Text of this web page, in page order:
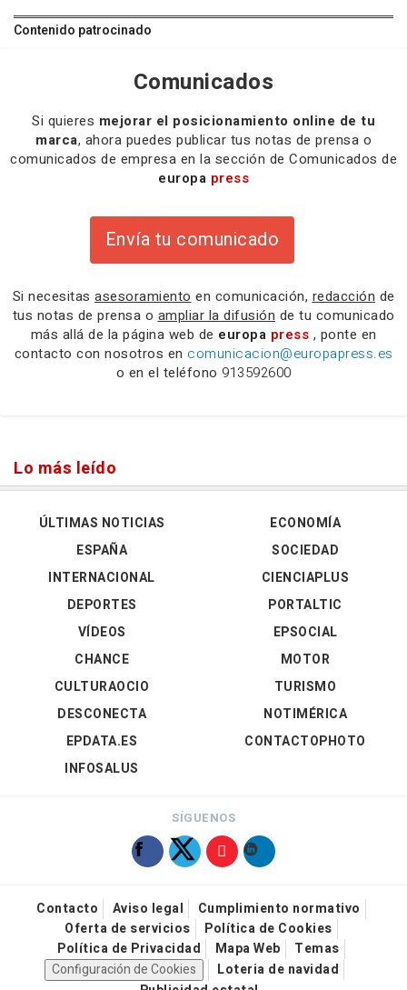
Contenido patrocinado
Comunicados
Si quieres mejorar el posicionamiento online de tu
marca, ahora puedes publicar tus notas de prensa o
comunicados de empresa en la sección de Comunicados de
europa press
Envía tu comunicado
Si necesitas asesoramiento en comunicación, redacción de
tus notas de prensa o ampliar la difusión de tu comunicado
más allá de la página web de europa press , ponte en
contacto con nosotros en comunicacion@europapress.es
o en el teléfono 913592600
Lo más leído
ÚLTIMAS NOTICIAS
ESPAÑA
INTERNACIONAL
DEPORTES
VÍDEOS
ECONOMÍA
SOCIEDAD
CIENCIAPLUS
PORTALTIC
EPSOCIAL
CHANCE
CULTURAOCIO
DESCONECTA
EPDATA.ES
INFOSALUS
MOTOR
TURISMO
NOTIMÉRICA
CONTACTOPHOTO
SÍGUENOS
Contacto Aviso legal
Cumplimiento normativo
Oferta de servicios
Política de Cookies
Política de Privacidad
Mapa Web
Temas
Configuración de Cookies
Loteria de navidad